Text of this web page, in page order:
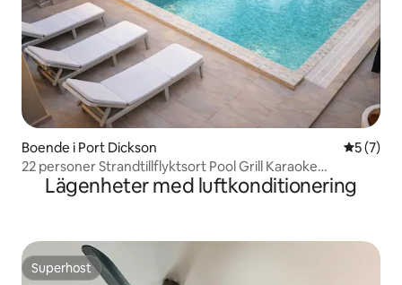
Boende i Port Dickson 5 av 5 i
5 (7)
22 personer Strandtillflyktsort Pool Grill Karaoke
Teambuilding
Lägenheter med luftkonditionering
Superhost
Superhost